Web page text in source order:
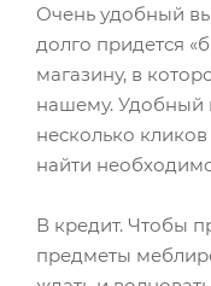
Очень удобный
долго придется
магазину, в
нашему. Удобный
несколько
найти
В кредит. Чтобы
предметы